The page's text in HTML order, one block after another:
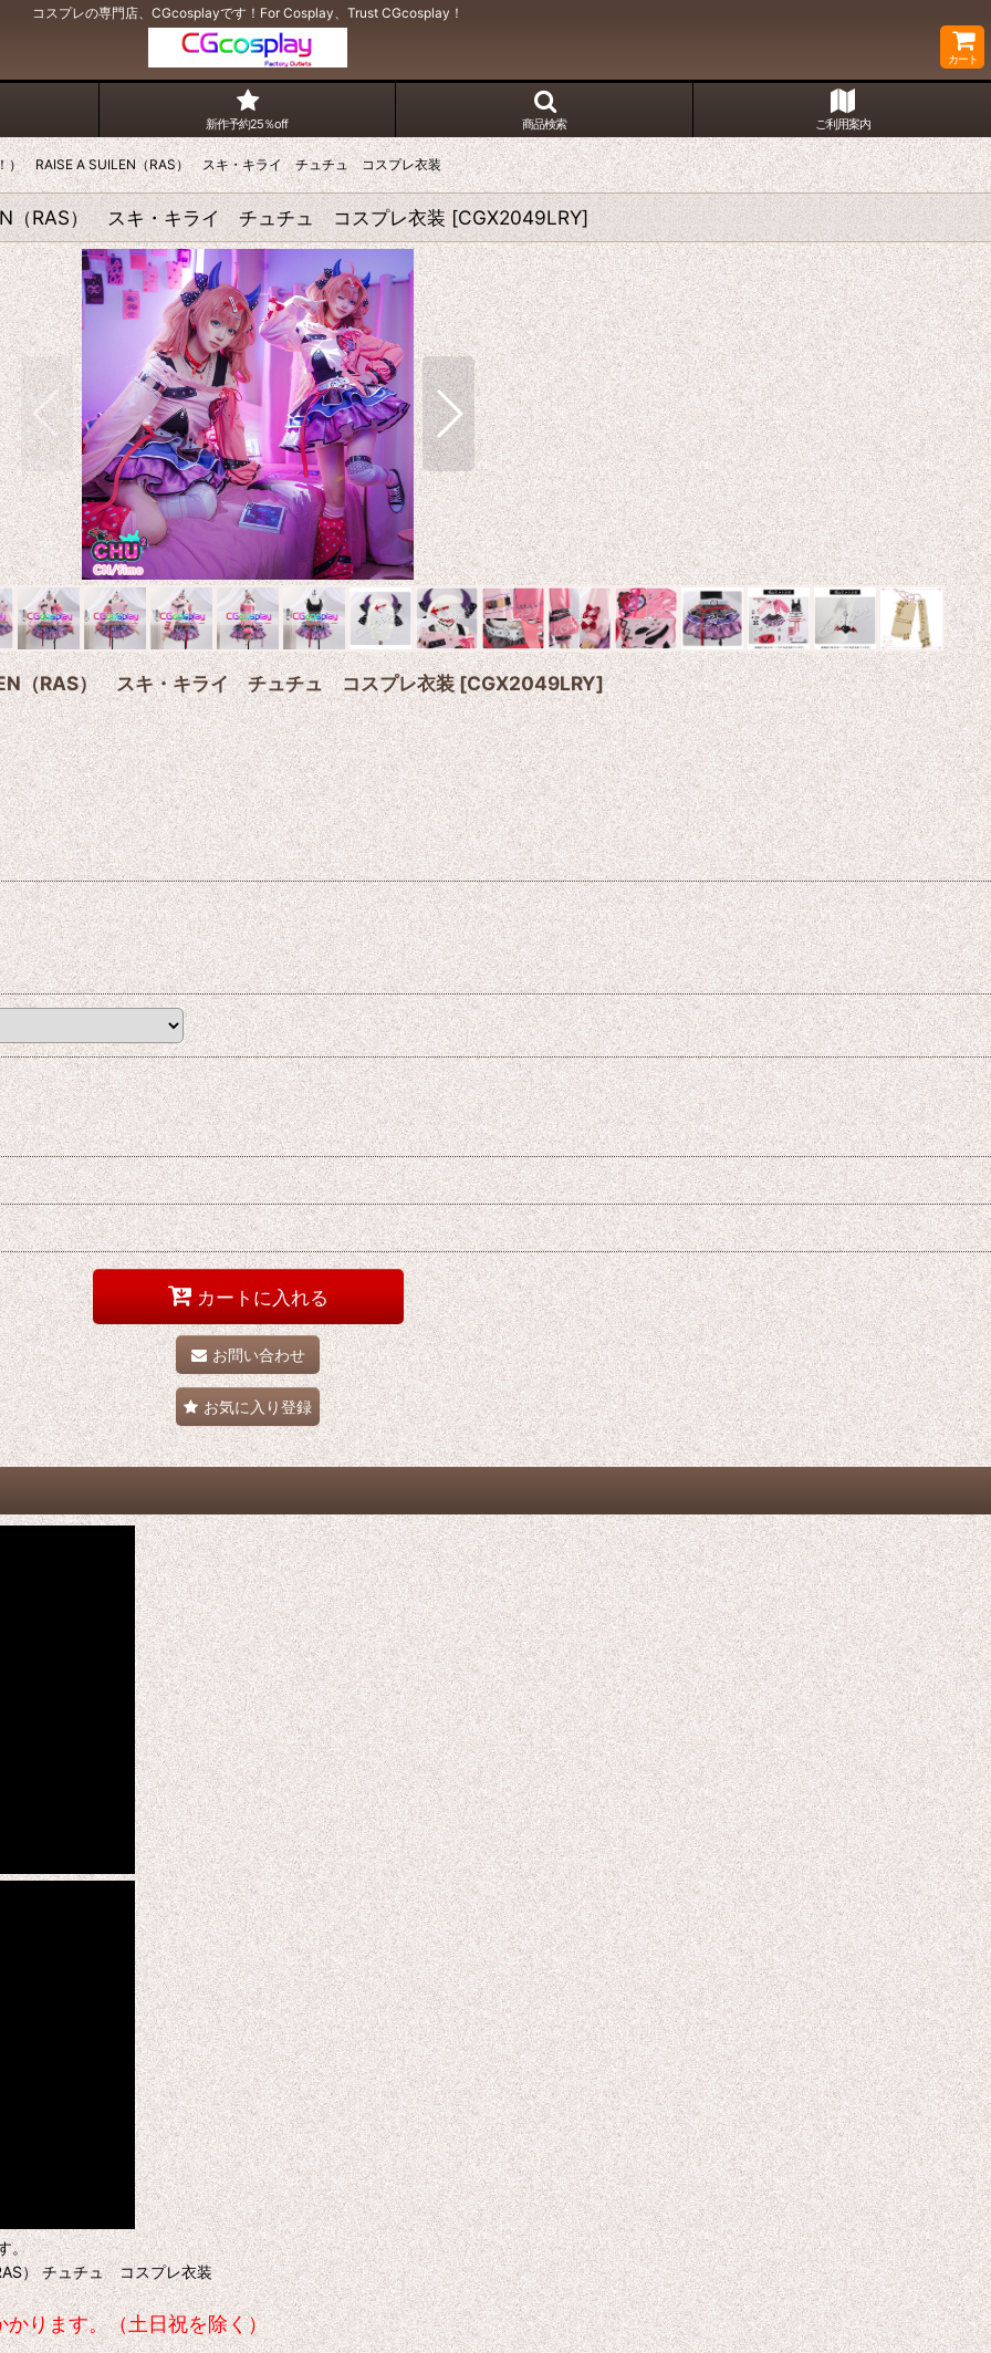
コスプレの専門店、CGcosplayです！For Cosplay、Trust CGcosplay！
カート
新作予約25％off 商品検索 ご利用案内
） RAISE A SUILEN（RAS） スキ・キライ チュチュ コスプレ衣装
（RAS） スキ・キライ チュチュ コスプレ衣装 [CGX2049LRY]
（RAS） スキ・キライ チュチュ コスプレ衣装[CGX2049LRY]
カートに入れる
お問い合わせ
お気に入り登録
。
） チュチュ コスプレ衣装
ります。（土日祝を除く）